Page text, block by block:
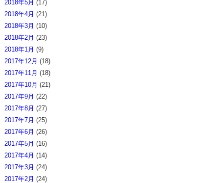
2018年5月 (17)
2018年4月 (21)
2018年3月 (10)
2018年2月 (23)
2018年1月 (9)
2017年12月 (18)
2017年11月 (18)
2017年10月 (21)
2017年9月 (22)
2017年8月 (27)
2017年7月 (25)
2017年6月 (26)
2017年5月 (16)
2017年4月 (14)
2017年3月 (24)
2017年2月 (24)